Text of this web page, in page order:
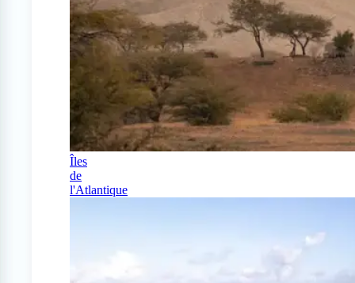
Îles
de
l'Atlantique